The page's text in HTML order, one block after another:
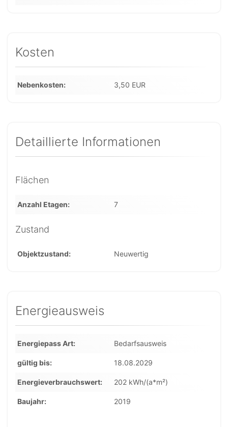
Kosten
Nebenkosten 3,50 EUR
Detaillierte Informationen
Flächen
Anzahl Etagen 7
Zustand
Objektzustand Neuwertig
Energieausweis
Energiepass Art Bedarfsausweis
gültig bis 18.08.2029
Energieverbrauchswert 202 kWh/(a*m²)
Baujahr 2019